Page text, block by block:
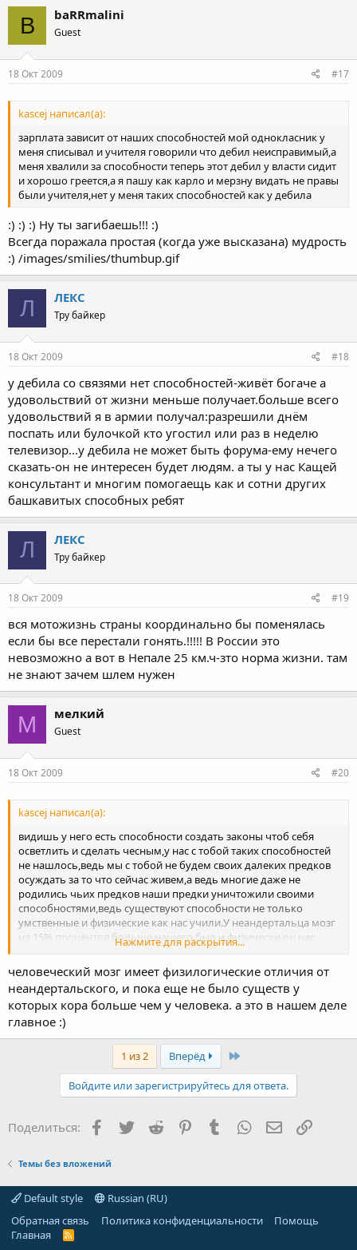
B baRRmalini
Guest
18 Окт 2009 #17
kascej написал(а):
зарплата зависит от наших способностей мой однокласник у
меня списывал и учителя говорили что дебил неисправимый,а
меня хвалили за способности теперь этот дебил у власти сидит
и хорошо греется,а я пашу как карло и мерзну видать не правы
были учителя,нет у меня таких способностей как у дебила
:) :) :) Ну ты загибаешь!!! :)
Всегда поражала простая (когда уже высказана) мудрость
:) /images/smilies/thumbup.gif
Л ЛЕКС
Тру байкер
18 Окт 2009 #18
у дебила со связями нет способностей-живёт богаче а
удовольствий от жизни меньше получает.больше всего
удовольствий я в армии получал:разрешили днём
поспать или булочкой кто угостил или раз в неделю
телевизор...у дебила не может быть форума-ему нечего
сказать-он не интересен будет людям. а ты у нас Кащей
консультант и многим помогаещь как и сотни других
башкавитых способных ребят
Л ЛЕКС
Тру байкер
18 Окт 2009 #19
вся мотожизнь страны координально бы поменялась
если бы все перестали гонять.!!!!! В России это
невозможно а вот в Непале 25 км.ч-зто норма жизни. там
не знают зачем шлем нужен
М мелкий
Guest
18 Окт 2009 #20
kascej написал(а):
видишь у него есть способности создать законы чтоб себя
осветлить и сделать чесным,у нас с тобой таких способностей
не нашлось,ведь мы с тобой не будем своих далеких предков
осуждать за то что сейчас живем,а ведь многие даже не
родились чьих предков наши предки уничтожили своими
способностями,ведь существуют способности не только
умственные и физические как нас учили.У неандертальца мозг
на 15% процентов больше нашего был и физически он нас
превосходил,но видишь в природе его след простыл.так что
теперь окажется что наши предки небыли чесными,в каждый
период существования человечества своя чесность
Нажмите для раскрытия...
человеческий мозг имеет физилогические отличия от
неандертальского, и пока еще не было существ у
которых кора больше чем у человека. а это в нашем деле
главное :)
1 из 2 Вперёд Last
Войдите или зарегистрируйтесь для ответа.
Поделиться: Facebook
TwitterReddit PinterestTumblr WhatsApp Ссылка
Темы без вложений
Default style
Russian (RU)
Обратная связь
Политика конфиденциальности
Помощь
Главная
R